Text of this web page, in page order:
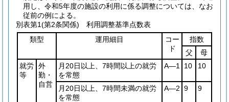
用し、令和5年度の施設の利用に係る調整については、なお
従前の例による。
別表第1(第2条関係) 利用調整基準点数表
類型
運用細目
コー
ド
指数
父
母
就労
等
外
勤・
自営
月20日以上、7時間以上の就労
を常態
A―1 10 10
月20日以上、7時間未満の就労
を常態
A―2 9 9